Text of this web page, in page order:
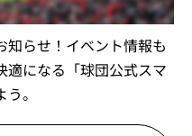
知らせ！イベント情報も
適になる「球団公式スマ
。